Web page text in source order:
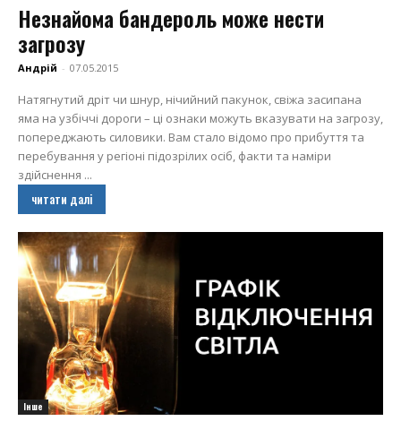
Незнайома бандероль може нести
загрозу
Андрій - 07.05.2015
Натягнутий дріт чи шнур, нічийний пакунок, свіжа засипана
яма на узбіччі дороги – ці ознаки можуть вказувати на загрозу,
попереджають силовики. Вам стало відомо про прибуття та
перебування у регіоні підозрілих осіб, факти та наміри
здійснення ...
читати далі
Інше